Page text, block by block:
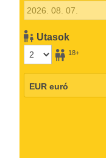
Utasok
18+